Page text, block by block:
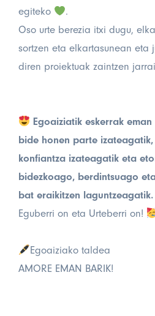
egiteko
.
Oso urte berezia itxi dugu,
sortzen eta elkartasunean eta
diren proiektuak zaintzen
Egoaiziatik eskerrak
bide honen parte
konfiantza izateagatik eta
bidezkoago, berdintsuago
bat eraikitzen laguntzeagatik.
Eguberri on eta Urteberri on!
Egoaiziako taldea
AMORE EMAN BARIK!